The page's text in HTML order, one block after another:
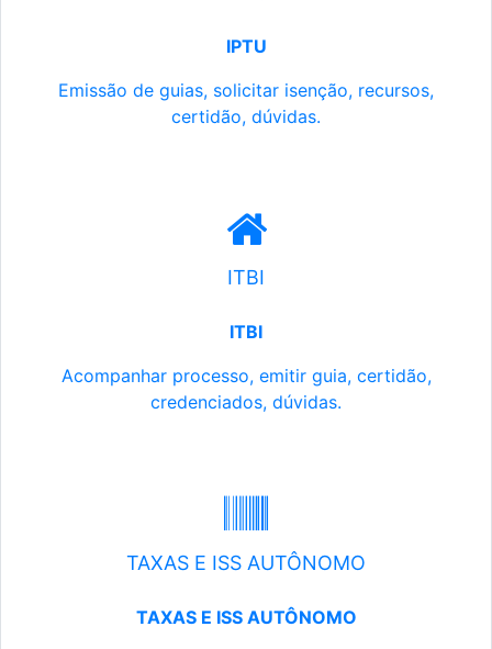
IPTU
Emissão de guias, solicitar isenção, recursos,
certidão, dúvidas.
ITBI
ITBI
Acompanhar processo, emitir guia, certidão,
credenciados, dúvidas.
TAXAS E ISS AUTÔNOMO
TAXAS E ISS AUTÔNOMO